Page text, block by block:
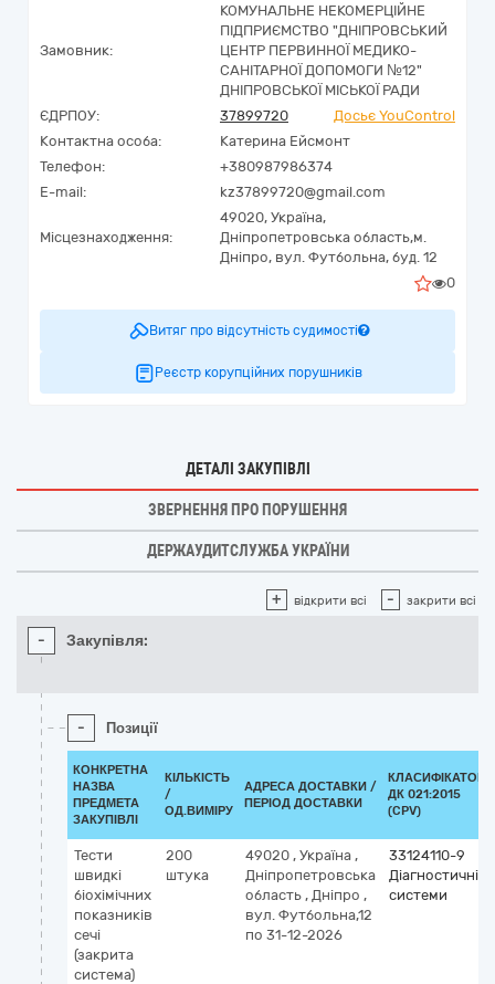
Замовник:
КОМУНАЛЬНЕ НЕКОМЕРЦІЙНЕ
ПІДПРИЄМСТВО "ДНІПРОВСЬКИЙ
ЦЕНТР ПЕРВИННОЇ МЕДИКО-
САНІТАРНОЇ ДОПОМОГИ №12"
ДНІПРОВСЬКОЇ МІСЬКОЇ РАДИ
ЄДРПОУ:
37899720
Досьє YouControl
Контактна особа:
Катерина Ейсмонт
Телефон:
+380987986374
E-mail:
kz37899720@gmail.com
Місцезнаходження:
49020, Україна,
Дніпропетровська область,м.
Дніпро, вул. Футбольна, буд. 12
0
Витяг про відсутність судимості
Реєстр корупційних порушників
ДЕТАЛІ ЗАКУПІВЛІ
ЗВЕРНЕННЯ ПРО ПОРУШЕННЯ
ДЕРЖАУДИТСЛУЖБА УКРАЇНИ
+ відкрити всі - закрити всі
- Закупівля:
- Позиції
КОНКРЕТНА
НАЗВА
ПРЕДМЕТА
ЗАКУПІВЛІ
КІЛЬКІСТЬ
/
ОД.ВИМІРУ
АДРЕСА ДОСТАВКИ /
ПЕРІОД ДОСТАВКИ
КЛАСИФІКАТОР
ДК 021:2015
(CPV)
Тести
швидкі
біохімічних
показників
сечі
(закрита
система)
200
штука
49020 , Україна ,
Дніпропетровська
область , Дніпро ,
вул. Футбольна,12
по 31-12-2026
33124110-9
Діагностичні
системи